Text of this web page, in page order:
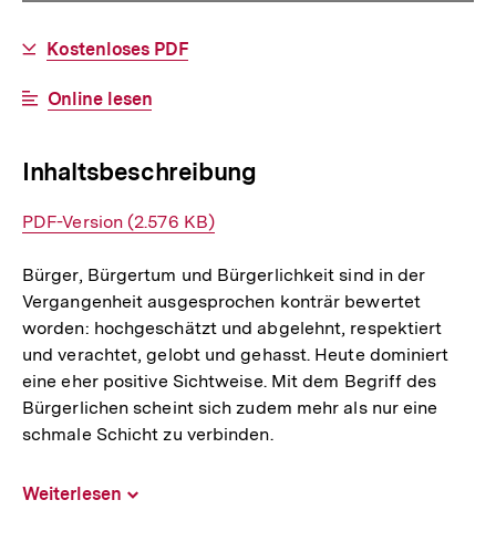
Download-
Kostenloses PDF
Interner
Online lesen
Inhaltsbeschreibung
Interner
PDF-Version (2.576 KB)
Bürger, Bürgertum und Bürgerlichkeit sind in der
Vergangenheit ausgesprochen konträr bewertet
worden: hochgeschätzt und abgelehnt, respektiert
und verachtet, gelobt und gehasst. Heute dominiert
eine eher positive Sichtweise. Mit dem Begriff des
Bürgerlichen scheint sich zudem mehr als nur eine
schmale Schicht zu verbinden.
Weiterlesen